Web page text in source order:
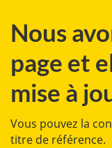
Nous
page et
mise à
Vous pouvez la
titre de référence.